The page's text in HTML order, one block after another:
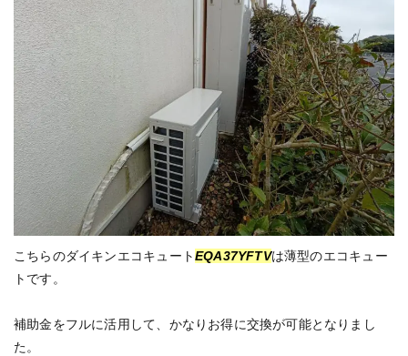
こちらのダイキンエコキュートEQA37YFTVは薄型のエコキュー
トです。
補助金をフルに活用して、かなりお得に交換が可能となりまし
た。